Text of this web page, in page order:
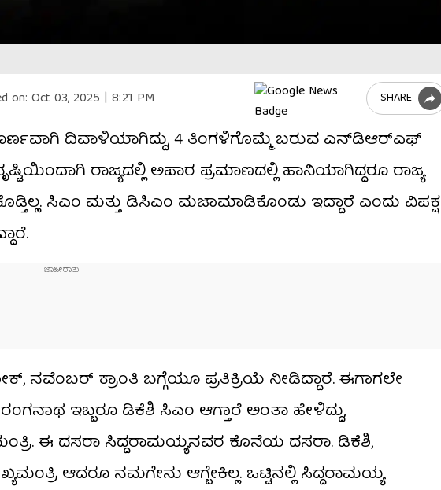
on: Oct 03, 2025 | 8:21 PM SHARE
ದಿವಾಳಿಯಾಗಿದ್ದು, 4 ತಿಂಗಳಿಗೊಮ್ಮೆ ಬರುವ ಎನ್‌ಡಿಆರ್‌ಎಫ್
ರಾಜ್ಯದಲ್ಲಿ ಅಪಾರ ಪ್ರಮಾಣದಲ್ಲಿ ಹಾನಿಯಾಗಿದ್ದರೂ ರಾಜ್ಯ
ಸಿಎಂ ಮತ್ತು ಡಿಸಿಎಂ ಮಜಾಮಾಡಿಕೊಂಡು ಇದ್ದಾರೆ ಎಂದು ವಿಪಕ್ಷ
ಕ್ರಾಂತಿ ಬಗ್ಗೆಯೂ ಪ್ರತಿಕ್ರಿಯೆ ನೀಡಿದ್ದಾರೆ. ಈಗಾಗಲೇ
ಇಬ್ಬರೂ ಡಿಕೆಶಿ ಸಿಎಂ ಆಗ್ತಾರೆ ಅಂತಾ ಹೇಳಿದ್ದು,
ಈ ದಸರಾ ಸಿದ್ದರಾಮಯ್ಯನವರ ಕೊನೆಯ ದಸರಾ. ಡಿಕೆಶಿ,
ಆದರೂ ನಮಗೇನು ಆಗ್ಬೇಕಿಲ್ಲ. ಒಟ್ಟಿನಲ್ಲಿ ಸಿದ್ದರಾಮಯ್ಯ